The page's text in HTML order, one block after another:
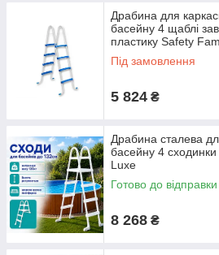
Желаете обеспечить безопасность
своего бассейна? Закажите у нас на
лестницу или стремянку.
долговечность изделия, а
позаботятся о том, чтобы ваши ноги
случайно. Компания «Акваленд» уже
занимается поставками и
товаров и самые выгодные условия
товары по всей Украине.
Драбина для
басейну 4 щаблі
пластику Safety
Під замовлення
5 824 ₴
Драбина сталева
басейну 4
Luxe
Готово до відправки
8 268 ₴